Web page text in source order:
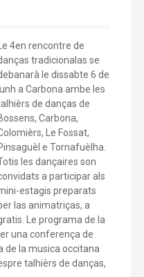
Le 4en rencontre de
tradicionalas se
le dissabte 6 de
a Carbona ambe les
de danças de
Carbona,
Le Fossat,
e Tornafuèlha.
les dançaires son
a participar als
estagis preparats
las animatriças, a
Le programa de la
una conferença de
de la musica occitana
talhièrs de danças,